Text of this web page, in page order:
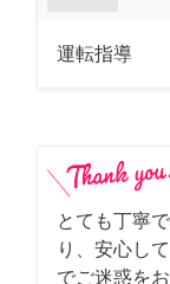
運転指導
とても丁寧
り、安心し
でご迷惑を